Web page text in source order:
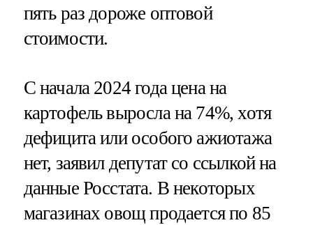
пять раз дороже оптовой
стоимости.
С начала 2024 года цена на
картофель выросла на 74%, хотя
дефицита или особого ажиотажа
нет, заявил депутат со ссылкой на
данные Росстата. В некоторых
магазинах овощ продается по 85